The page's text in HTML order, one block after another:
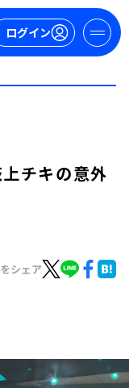
ログイン
上チキの意外
シェア